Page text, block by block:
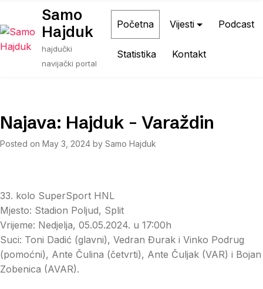
to
content
Samo
Hajduk
hajdučki
navijački portal
Početna Vijesti Podcast
Statistika Kontakt
Najava: Hajduk – Varaždin
Posted on May 3, 2024 by Samo Hajduk
33. kolo SuperSport HNL
Mjesto: Stadion Poljud, Split
Vrijeme: Nedjelja, 05.05.2024. u 17:00h
Suci: Toni Dadić (glavni), Vedran Đurak i Vinko Podrug
(pomoćni), Ante Čulina (četvrti), Ante Čuljak (VAR) i Bojan
Zobenica (AVAR).